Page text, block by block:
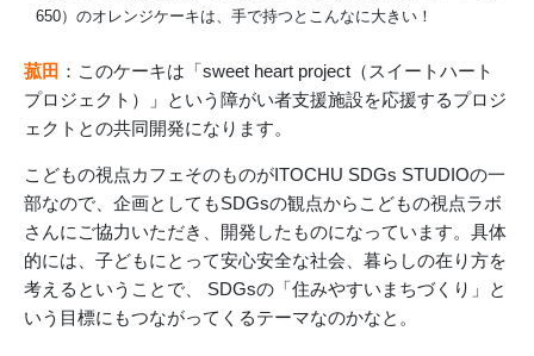
650）のオレンジケーキは、手で持つとこんなに大きい！
菰田 ：このケーキは「sweet heart project（スイートハート
プロジェクト）」という障がい者支援施設を応援するプロジ
ェクトとの共同開発になります。
こどもの視点カフェそのものがITOCHU SDGs STUDIOの一
部なので、企画としてもSDGsの観点からこどもの視点ラボ
さんにご協力いただき、開発したものになっています。具体
的には、子どもにとって安心安全な社会、暮らしの在り方を
考えるということで、 SDGsの「住みやすいまちづくり」と
いう目標にもつながってくるテーマなのかなと。